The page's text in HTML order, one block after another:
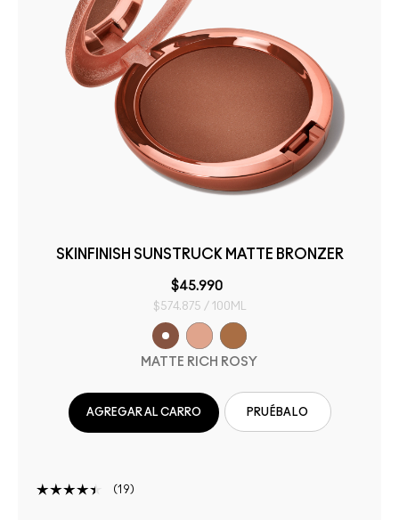
SKINFINISH SUNSTRUCK MATTE BRONZER
$45.990
$574.875 / 100ML
MATTE RICH ROSY
AGREGAR AL CARRO PRUÉBALO
19